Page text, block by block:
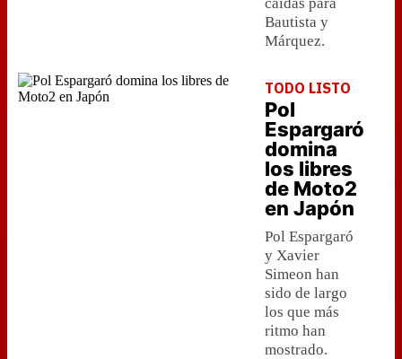
Bautista y
Márquez.
TODO LISTO
Pol
Espargaró
domina
los libres
de Moto2
en Japón
Pol Espargaró
y Xavier
Simeon han
sido de largo
los que más
ritmo han
mostrado.